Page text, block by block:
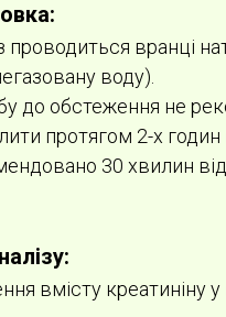
проводиться вранці
воду).
до обстеження не
протягом 2-х
30 хвилин
вмісту креатиніну у